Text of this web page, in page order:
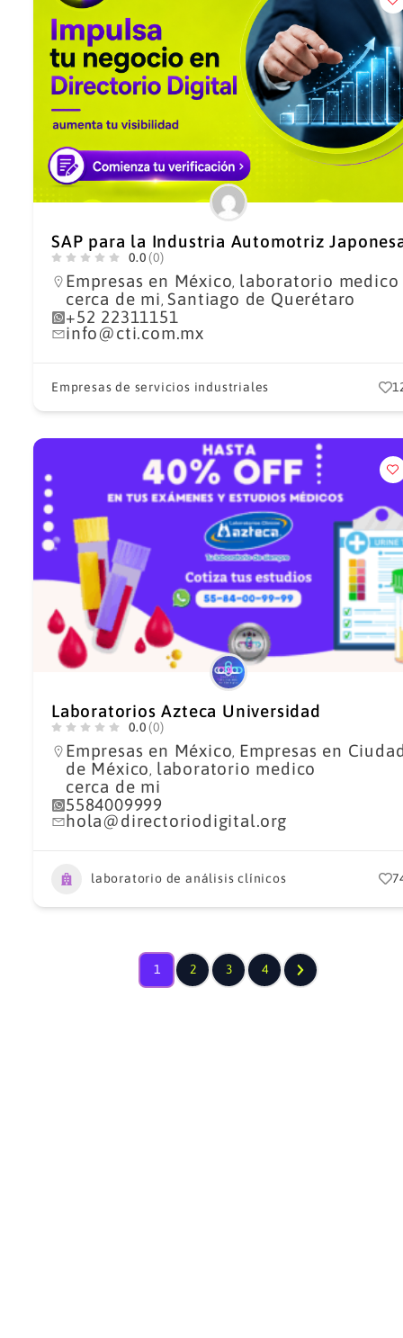
SAP para la Industria Automotriz
0.0 (0)
Empresas en México, laboratorio medico
cerca de mi,Santiago de Querétaro
+52 22311151
info@cti.com.mx
Empresas de servicios industriales
Laboratorios Azteca Universidad
0.0 (0)
Empresas en México, Empresas en
de México, laboratorio medico
cerca de mi
5584009999
hola@directoriodigital.org
laboratorio de análisis clínicos
1 2 3 4